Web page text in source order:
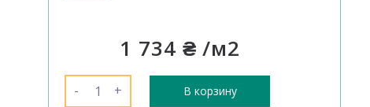
1 734 ₴/м2
- + В корзину